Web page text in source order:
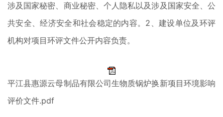
涉及国家秘密、商业秘密、个人隐私以及涉及国家安全、公
共安全、经济安全和社会稳定的内容。2、建设单位及环评
机构对项目环评文件公开内容负责。
平江县惠源云母制品有限公司生物质锅炉换新项目环境影响
评价文件.pdf